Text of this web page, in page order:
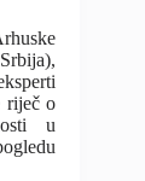
riječ o
u